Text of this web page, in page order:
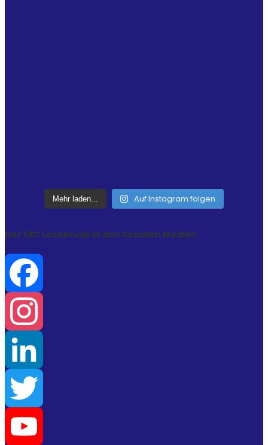
Mehr laden... Auf Instagram folgen
Der ERC Lechbruck in den Sozialen Medien
Facebook
Instagram
LinkedIn
Twitter